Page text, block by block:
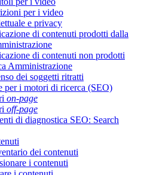
per i video
e privacy
di contenuti prodotti dalla
di contenuti non prodotti
Amministrazione
dei soggetti ritratti
per i motori di ricerca (SEO)
on-page
off-page
di diagnostica SEO: Search
dei contenuti
i contenuti